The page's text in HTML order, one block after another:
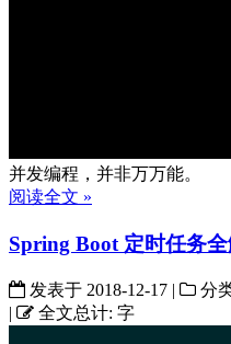
并发编程，并非万万能。
阅读全文 »
Spring Boot 定时任务
发表于 2018-12-17 | 分
|
全文总计: 字